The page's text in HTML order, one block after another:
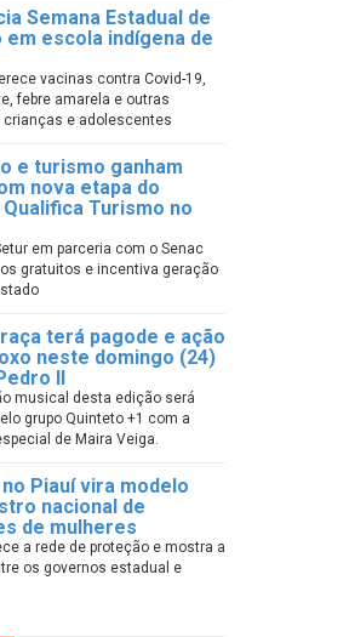
Semana Estadual de
em escola indígena de
vacinas contra Covid-19,
febre amarela e outras
crianças e adolescentes
e turismo ganham
nova etapa do
Turismo no
em parceria com o Senac
gratuitos e incentiva geração
terá pagode e ação
neste domingo (24)
II
musical desta edição será
grupo Quinteto +1 com a
de Maira Veiga.
Piauí vira modelo
nacional de
de mulheres
a rede de proteção e mostra a
os governos estadual e